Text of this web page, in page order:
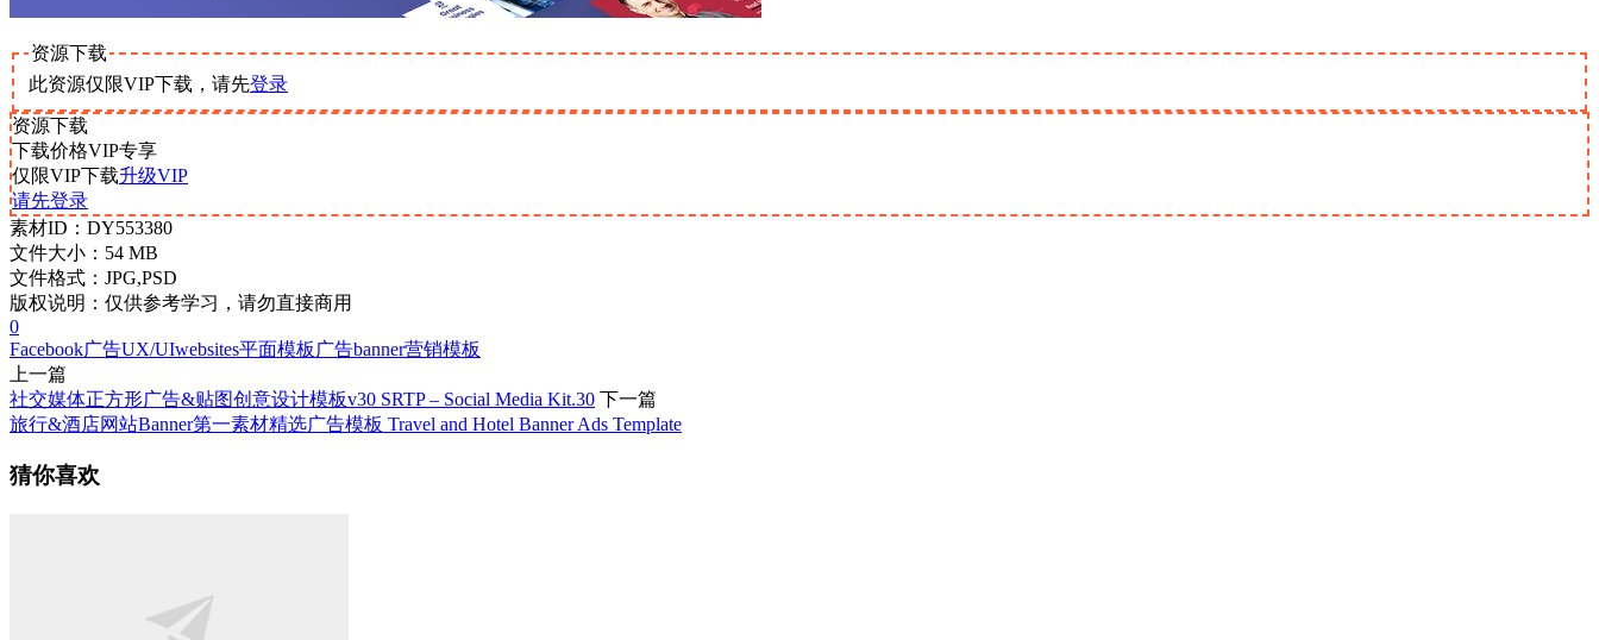
资源下载
此资源仅限VIP下载，请先登录
资源下载
下载价格VIP专享
仅限VIP下载升级VIP
请先登录
素材ID： DY553380
文件大小： 54 MB
文件格式： JPG,PSD
版权说明： 仅供参考学习，请勿直接商用
0
Facebook广告UX/UIwebsites平面模板广告banner营销模板
上一篇
社交媒体正方形广告&贴图创意设计模板v30 SRTP – Social Media Kit.30 下一篇
旅行&酒店网站Banner第一素材精选广告模板 Travel and Hotel Banner Ads Template
猜你喜欢